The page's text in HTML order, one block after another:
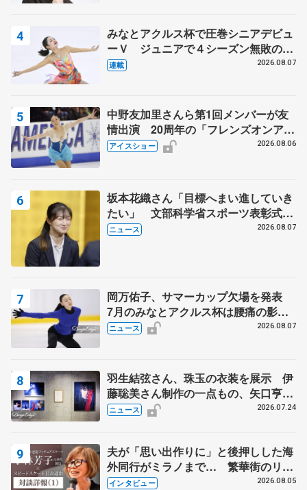
みなとアクルス杯で圧巻シニアデビュ
ーＶ ジュニアで４シーズン無敗の島
田麻央
連載 2026.08.07
中野友加里さんら第1回メンバーが友
情出演 20周年の「フレンズオンアイ
ス」 宮本賢二さん、有川梨絵さん、
アイスショー 2026.08.06
坂本花織さん「目標へまい進していき
たい」 文部科学省スポーツ表彰式で
代表謝辞
ニュース 2026.08.07
岡万佑子、サマーカップ欠場を発表
7月のみなとアクルス杯は腰痛の影響
で
ニュース 2026.08.07
羽生結弦さん、珠玉の衣装を展示 伊
藤聡美さん制作の一点もの、矢口亨さ
んが撮影
ニュース 2026.07.24
夫が「思い出作りに」と後押しした海
外同行がミラノまで… 繁華街のリン
クでは不良のお兄さんも味方に 小林
インタビュー 2026.08.05